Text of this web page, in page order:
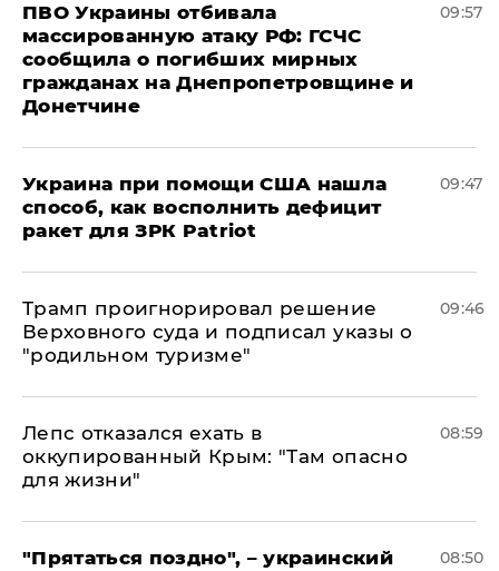
ПВО Украины отбивала
массированную атаку РФ: ГСЧС
сообщила о погибших мирных
гражданах на Днепропетровщине и
Донетчине
09:57
Украина при помощи США нашла
способ, как восполнить дефицит
ракет для ЗРК Patriot
09:47
Трамп проигнорировал решение
Верховного суда и подписал указы о
"родильном туризме"
09:46
Лепс отказался ехать в
оккупированный Крым: "Там опасно
для жизни"
08:59
"Прятаться поздно", – украинский
08:50